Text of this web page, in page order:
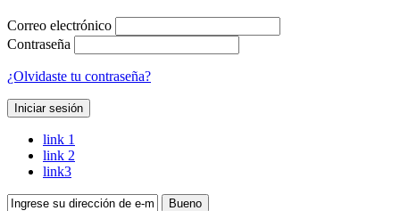
Correo electrónico
Contraseña
¿Olvidaste tu contraseña?
Iniciar sesión
link 1
link 2
link3
Bueno